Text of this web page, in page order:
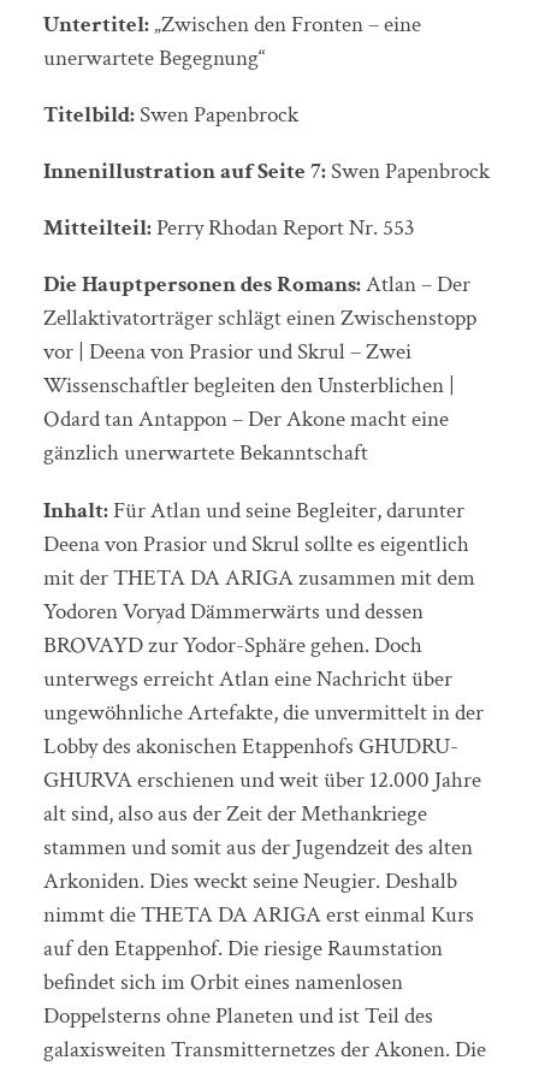
Untertitel:„Zwischen den Fronten – eine
unerwartete Begegnung“
Titelbild:Swen Papenbrock
Innenillustration auf Seite 7:Swen Papenbrock
Mitteilteil:Perry Rhodan Report Nr. 553
Die Hauptpersonen des Romans:Atlan – Der
Zellaktivatorträger schlägt einen Zwischenstopp
vor | Deena von Prasior und Skrul – Zwei
Wissenschaftler begleiten den Unsterblichen |
Odard tan Antappon – Der Akone macht eine
gänzlich unerwartete Bekanntschaft
Inhalt:Für Atlan und seine Begleiter, darunter
Deena von Prasior und Skrul sollte es eigentlich
mit der THETA DA ARIGA zusammen mit dem
Yodoren Voryad Dämmerwärts und dessen
BROVAYD zur Yodor-Sphäre gehen. Doch
unterwegs erreicht Atlan eine Nachricht über
ungewöhnliche Artefakte, die unvermittelt in der
Lobby des akonischen Etappenhofs GHUDRU-
GHURVA erschienen und weit über 12.000 Jahre
alt sind, also aus der Zeit der Methankriege
stammen und somit aus der Jugendzeit des alten
Arkoniden. Dies weckt seine Neugier. Deshalb
nimmt die THETA DA ARIGA erst einmal Kurs
auf den Etappenhof. Die riesige Raumstation
befindet sich im Orbit eines namenlosen
Doppelsterns ohne Planeten und ist Teil des
galaxisweiten Transmitternetzes der Akonen. Die